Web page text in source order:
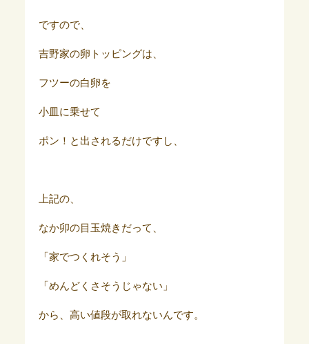
ですので、
吉野家の卵トッピングは、
フツーの白卵を
小皿に乗せて
ポン！と出されるだけですし、
上記の、
なか卯の目玉焼きだって、
「家でつくれそう」
「めんどくさそうじゃない」
から、高い値段が取れないんです。